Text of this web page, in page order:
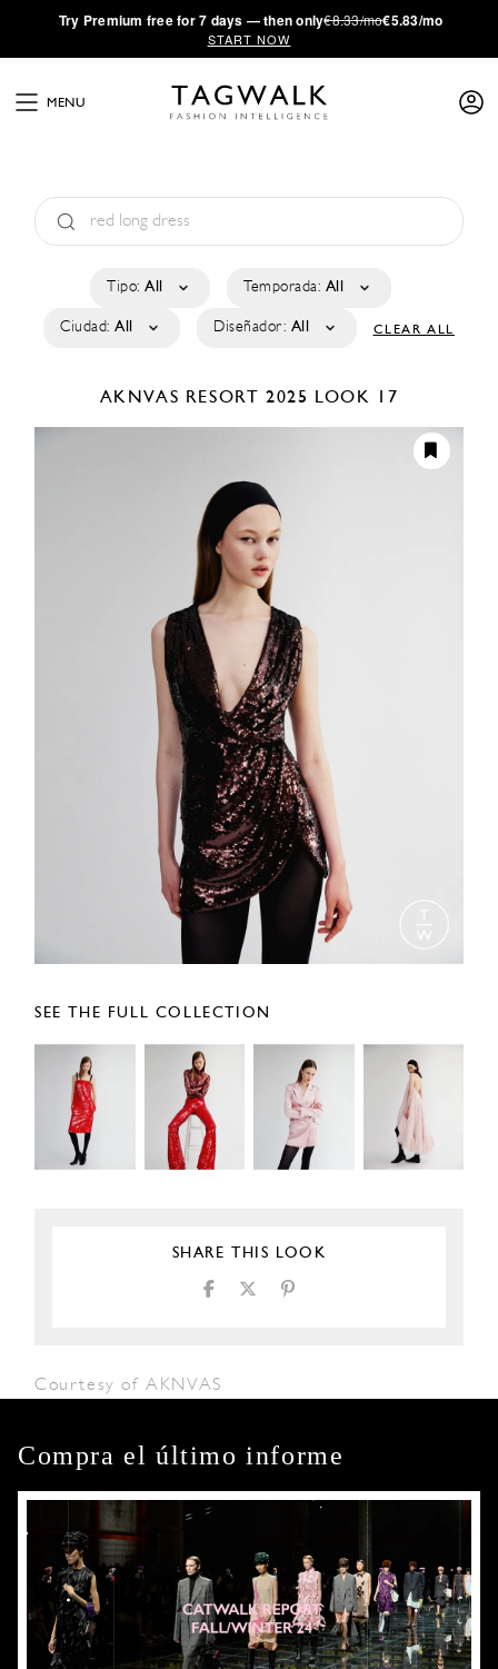
·Try Premium free for 7 days — then only€8.33/mo€5.83/mo
START NOW
MENU
Tipo: All Temporada: All
Ciudad: All Diseñador: All CLEAR ALL
AKNVAS RESORT 2025 LOOK 17
SEE THE FULL COLLECTION
SHARE THIS LOOK
Courtesy of AKNVAS
Compra el último informe